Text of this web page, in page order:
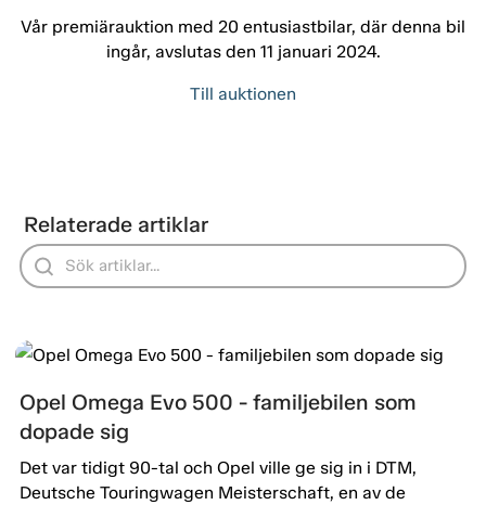
Vår premiärauktion med 20 entusiastbilar, där denna bil
ingår, avslutas den 11 januari 2024.
Till auktionen
Relaterade artiklar
Opel Omega Evo 500 - familjebilen som
dopade sig
Det var tidigt 90-tal och Opel ville ge sig in i DTM,
Deutsche Touringwagen Meisterschaft, en av de